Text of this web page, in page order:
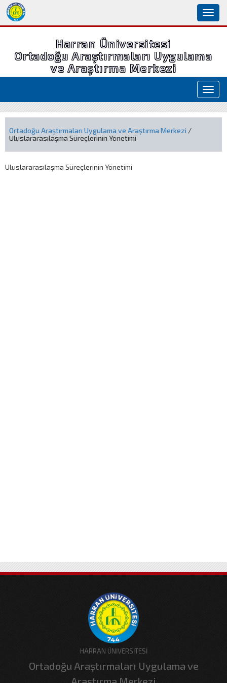
Harran Üniversitesi
Ortadoğu Araştırmaları Uygulama
ve Araştırma Merkezi
Ortadoğu Araştırmaları Uygulama ve Araştırma Merkezi /
Uluslararasılaşma Süreçlerinin Yönetimi
Uluslararasılaşma Süreçlerinin Yönetimi
HARRAN ÜNİVERSİTESİ
Ortadoğu Araştırmaları Uygulama ve